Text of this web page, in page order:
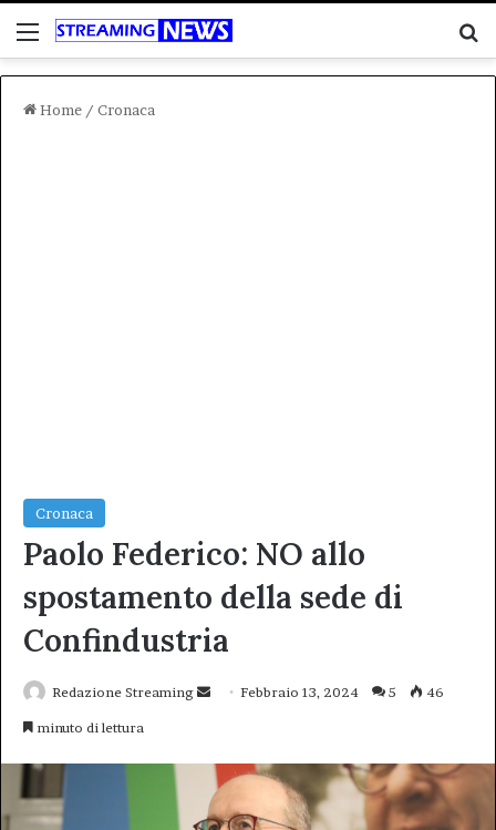
Menu
Home / Cronaca
Cronaca
Paolo Federico: NO allo
spostamento della sede di
Confindustria
Redazione Streaming
InviaFebbraio 13, 2024 5 46
minuto di lettura